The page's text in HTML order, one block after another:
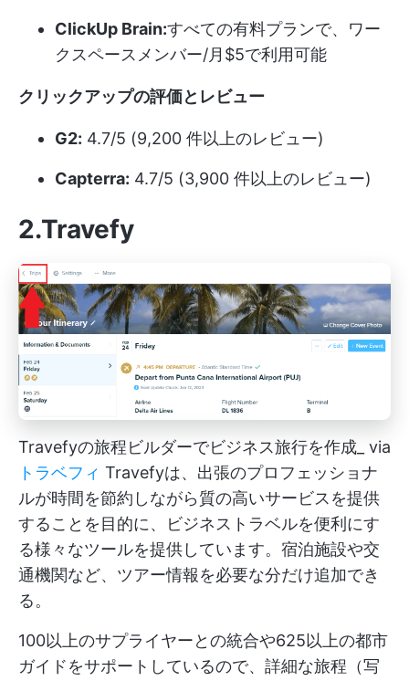
ClickUp Brain:すべての有料プランで、ワー
クスペースメンバー/月$5で利用可能
クリックアップの評価とレビュー
G2: 4.7/5 (9,200 件以上のレビュー)
Capterra: 4.7/5 (3,900 件以上のレビュー)
2.Travefy
Travefyの旅程ビルダーでビジネス旅行を作成_ via
トラベフィ Travefyは、出張のプロフェッショナ
ルが時間を節約しながら質の高いサービスを提供
することを目的に、ビジネストラベルを便利にす
る様々なツールを提供しています。宿泊施設や交
通機関など、ツアー情報を必要な分だけ追加でき
る。
100以上のサプライヤーとの統合や625以上の都市
ガイドをサポートしているので、詳細な旅程（写